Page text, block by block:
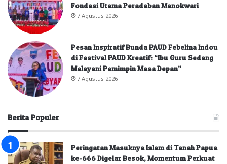
Fondasi Utama Peradaban Manokwari
7 Agustus 2026
Pesan Inspiratif Bunda PAUD Febelina Indou
di Festival PAUD Kreatif: “Ibu Guru Sedang
Melayani Pemimpin Masa Depan”
7 Agustus 2026
Berita Populer
Peringatan Masuknya Islam di Tanah Papua
ke-666 Digelar Besok, Momentum Perkuat